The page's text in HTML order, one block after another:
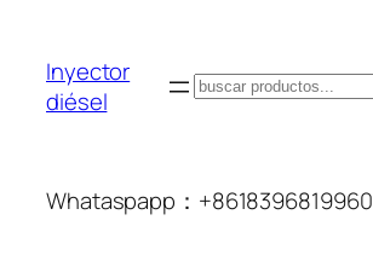
Inyector
diésel
搜
Whataspapp：+8618396819960